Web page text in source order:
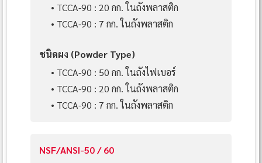
• TCCA-90 : 20 กก. ในถังพลาสติก
• TCCA-90 : 7 กก. ในถังพลาสติก
ชนิดผง (Powder Type)
• TCCA-90 : 50 กก. ในถังไฟเบอร์
• TCCA-90 : 20 กก. ในถังพลาสติก
• TCCA-90 : 7 กก. ในถังพลาสติก
NSF/ANSI-50 / 60